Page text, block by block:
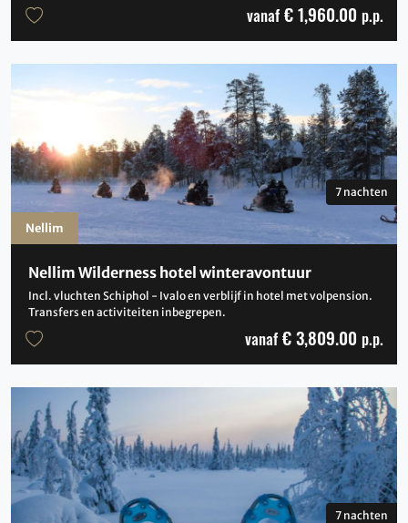
vanaf € 1,960.00 p.p.
Nellim Wilderness hotel winteravontuur
Incl. vluchten Schiphol - Ivalo en verblijf in hotel met volpension.
Transfers en activiteiten inbegrepen.
7 nachten
vanaf € 3,809.00 p.p.
Nellim
7 nachten